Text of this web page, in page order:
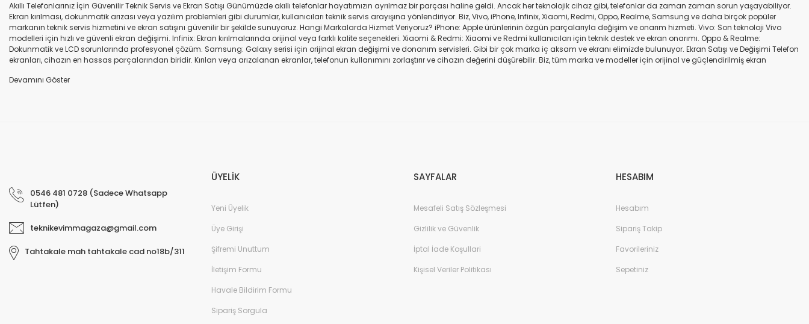
Gönder
Akıllı Telefonlarınız İçin Güvenilir Teknik Servis ve Ekran Satışı Günümüzde akıllı telefonlar hayatımızın ayrılmaz bir parçası haline geldi. Ancak her teknolojik cihaz gibi, telefonlar da zaman zaman sorun yaşayabiliyor.
Ekran kırılması, dokunmatik arızası veya yazılım problemleri gibi durumlar, kullanıcıları teknik servis arayışına yönlendiriyor. Biz, Vivo, iPhone, Infinix, Xiaomi, Redmi, Oppo, Realme, Samsung ve daha birçok popüler
markanın teknik servis hizmetini ve ekran satışını güvenilir bir şekilde sunuyoruz. Hangi Markalarda Hizmet Veriyoruz? iPhone: Apple ürünlerinin özgün parçalarıyla değişim ve onarım hizmeti. Vivo: Son teknoloji Vivo
modelleri için hızlı ve güvenli ekran değişimi. Infinix: Ekran kırılmalarında orijinal veya farklı kalite seçenekleri. Xiaomi & Redmi: Xiaomi ve Redmi kullanıcıları için teknik destek ve ekran onarımı. Oppo & Realme:
Dokunmatik ve LCD sorunlarında profesyonel çözüm. Samsung: Galaxy serisi için orijinal ekran değişimi ve donanım servisleri. Gibi bir çok marka iç aksam ve ekranı elimizde bulunuyor. Ekran Satışı ve Değişimi Telefon
ekranları, cihazın en hassas parçalarından biridir. Kırılan veya arızalanan ekranlar, telefonun kullanımını zorlaştırır ve cihazın değerini düşürebilir. Biz, tüm marka ve modeller için orijinal ve güçlendirilmiş ekran
uyumlu olup olmadığına dikkat ediniz. HK-ZY-A.Kalite ekran: Daha dayanıklı, ekonomik ve kaliteli bir alternatif sunar. Teknik Servis Hizmetlerimiz Ekran değişimi ve tamiri Batarya değişimi Neden Bizi Tercih Etmelisiniz?
0546 481 0728 (Sadece Whatsapp
Lütfen)
teknikevimmagaza@gmail.com
Tahtakale mah tahtakale cad no18b/311
ÜYELİK
Yeni Üyelik
Üye Girişi
Şifremi Unuttum
İletişim Formu
Havale Bildirim Formu
Sipariş Sorgula
SAYFALAR
Mesafeli Satış Sözleşmesi
Gizlilik ve Güvenlik
İptal İade Koşullari
Kişisel Veriler Politikası
HESABIM
Hesabım
Sipariş Takip
Favorileriniz
Sepetiniz